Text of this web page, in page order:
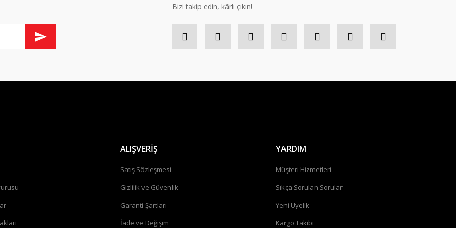
Bizi takip edin, kârlı çıkın!
ALIŞVERİŞ
Satış Sözleşmesi
Gizlilik ve Güvenlik
Garanti Şartları
İade ve Değişim
YARDIM
Müşteri Hizmetleri
Sıkça Sorulan Sorular
Yeni Üyelik
Kargo Takibi